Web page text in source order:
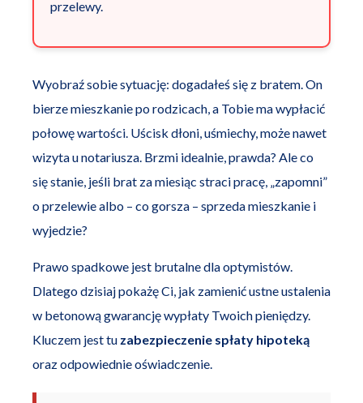
przelewy.
Wyobraź sobie sytuację: dogadałeś się z bratem. On
bierze mieszkanie po rodzicach, a Tobie ma wypłacić
połowę wartości. Uścisk dłoni, uśmiechy, może nawet
wizyta u notariusza. Brzmi idealnie, prawda? Ale co
się stanie, jeśli brat za miesiąc straci pracę, „zapomni”
o przelewie albo – co gorsza – sprzeda mieszkanie i
wyjedzie?
Prawo spadkowe jest brutalne dla optymistów.
Dlatego dzisiaj pokażę Ci, jak zamienić ustne ustalenia
w betonową gwarancję wypłaty Twoich pieniędzy.
Kluczem jest tu zabezpieczenie spłaty hipoteką
oraz odpowiednie oświadczenie.